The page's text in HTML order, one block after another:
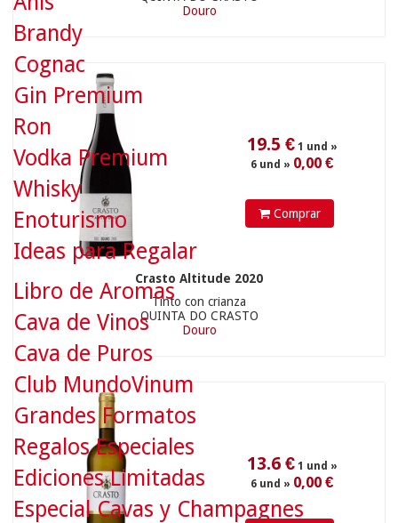
Douro
Comprar
Crasto Altitude 2020
Tinto con crianza
QUINTA DO CRASTO
Douro
13.6€
1 und »
6 und » 0,00 €
6 und »0,00 €
Brandy
Cognac
Gin Premium
Ron
Vodka Premium
Whisky
Enoturismo
Ideas para Regalar
Libro de Aromas
Cava de Vinos
Cava de Puros
Club MundoVinum
Grandes Formatos
Regalos Especiales
Ediciones Limitadas
Especial Cavas y Champagnes